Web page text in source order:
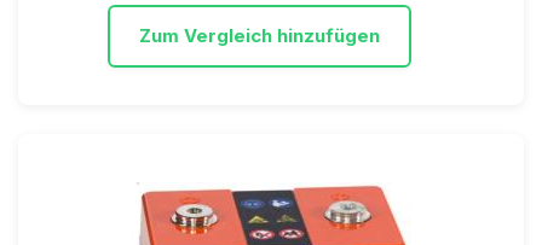
Zum Vergleich hinzufügen